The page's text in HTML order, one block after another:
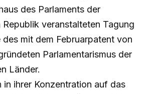
des Parlaments der
Republik veranstalteten Tagung
des mit dem Februarpatent von
Parlamentarismus der
Länder.
in ihrer Konzentration auf das